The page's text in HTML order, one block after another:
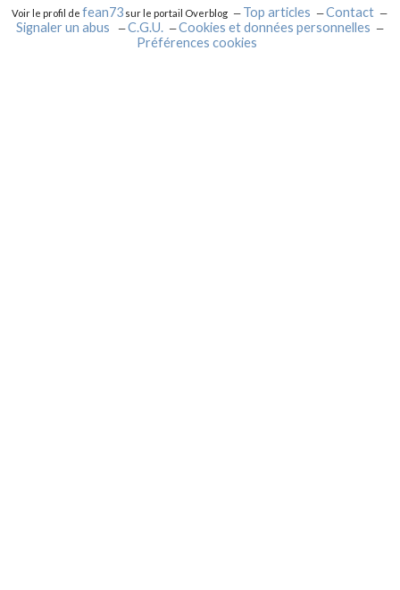
Voir le profil defean73 sur le portail Overblog Top articles
Contact
Signaler un abus
C.G.U.
Cookies et données personnelles
Préférences cookies